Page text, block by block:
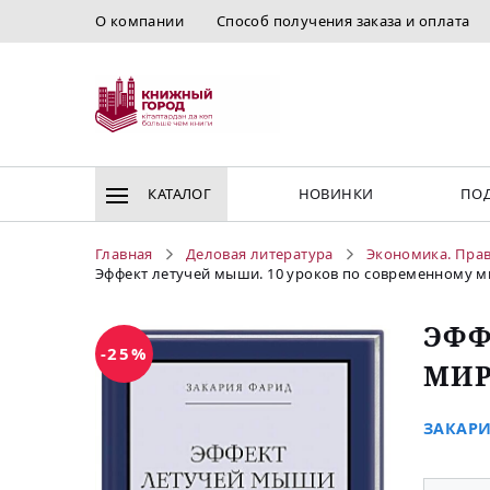
О компании Способ получения заказа и оплата
КАТАЛОГ НОВИНКИ
Главная Деловая литература
Экономика.
Эффект летучей мыши. 10 уроков по современному
-25%